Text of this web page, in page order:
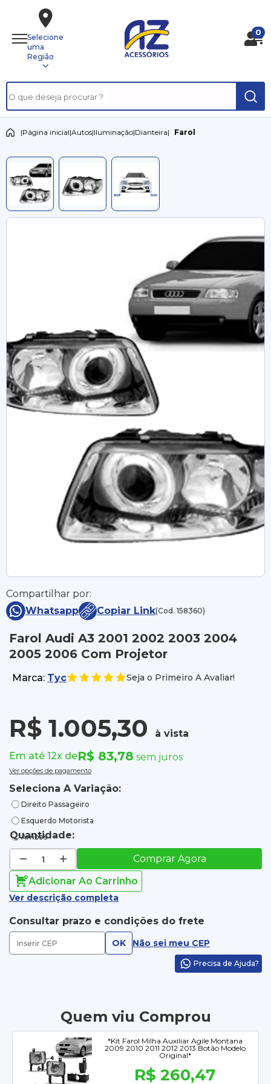
Selecione
uma
Região
0
|Página inicial|Autos|Iluminação|Dianteira| Farol
Compartilhar por:
Whatsapp
Copiar Link(Cod. 158360)
Farol Audi A3 2001 2002 2003 2004
2005 2006 Com Projetor
Marca: Tyc Seja o Primeiro A Avaliar!
R$ 1.005,30
à vista
Em até 12x deR$ 83,78 sem juros
Ver opções de pagamento
Seleciona A Variação:
Direito Passageiro
Esquerdo Motorista
Ambos
Quantidade:
Comprar Agora
Adicionar Ao Carrinho
Ver descrição completa
Consultar prazo e condições do frete
OK Não sei meu CEP
Precisa de Ajuda?
Quem viu Comprou
*Kit Farol Milha Auxiliar Agile Montana
2009 2010 2011 2012 2013 Botão Modelo
Original*
R$ 260,47